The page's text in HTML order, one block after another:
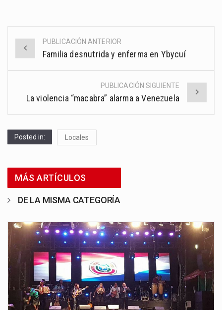
Post
PUBLICACIÓN ANTERIOR
Familia desnutrida y enferma en Ybycuí
PUBLICACIÓN SIGUIENTE
La violencia “macabra” alarma a Venezuela
Posted in: Locales
MÁS ARTÍCULOS
DE LA MISMA CATEGORÍA